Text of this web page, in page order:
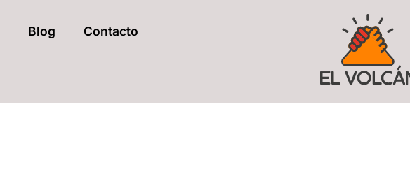
Blog Contacto